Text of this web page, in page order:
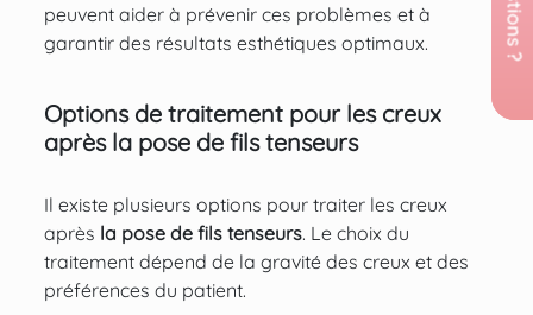
peuvent aider à prévenir ces problèmes et à
garantir des résultats esthétiques optimaux.
Options de traitement pour les creux
après la pose de fils tenseurs
Il existe plusieurs options pour traiter les creux
après la pose de fils tenseurs. Le choix du
traitement dépend de la gravité des creux et des
préférences du patient.